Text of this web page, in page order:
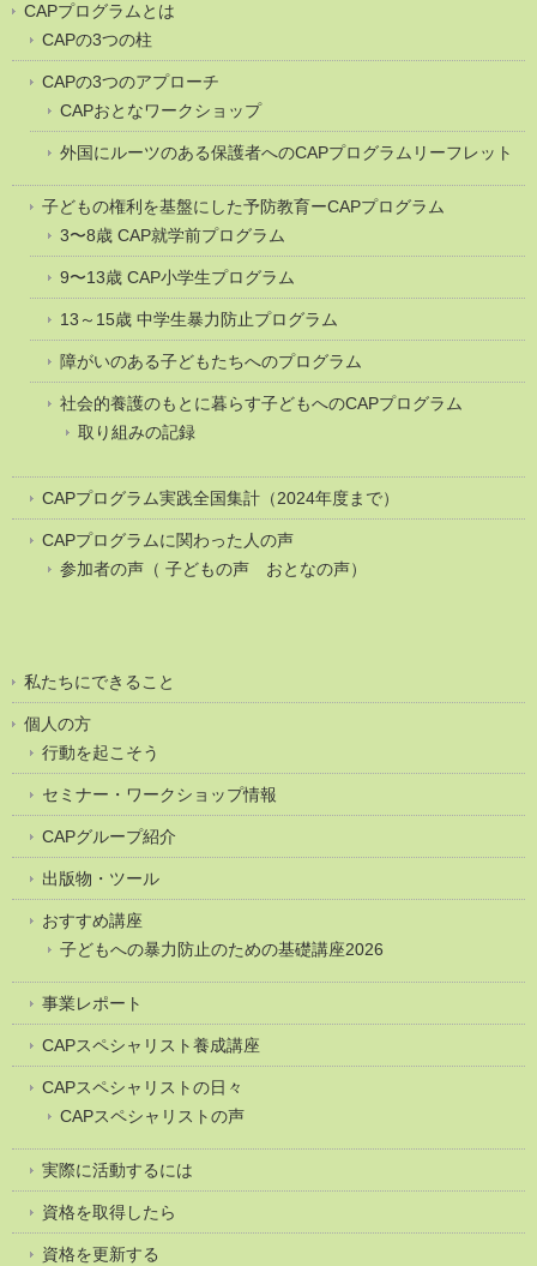
CAPプログラムとは
CAPの3つの柱
CAPの3つのアプローチ
CAPおとなワークショップ
外国にルーツのある保護者へのCAPプログラムリーフレット
子どもの権利を基盤にした予防教育ーCAPプログラム
3〜8歳 CAP就学前プログラム
9〜13歳 CAP小学生プログラム
13～15歳 中学生暴力防止プログラム
障がいのある子どもたちへのプログラム
社会的養護のもとに暮らす子どもへのCAPプログラム
取り組みの記録
CAPプログラム実践全国集計（2024年度まで）
CAPプログラムに関わった人の声
参加者の声（ 子どもの声 おとなの声）
私たちにできること
個人の方
行動を起こそう
セミナー・ワークショップ情報
CAPグループ紹介
出版物・ツール
おすすめ講座
子どもへの暴力防止のための基礎講座2026
事業レポート
CAPスペシャリスト養成講座
CAPスペシャリストの日々
CAPスペシャリストの声
実際に活動するには
資格を取得したら
資格を更新する